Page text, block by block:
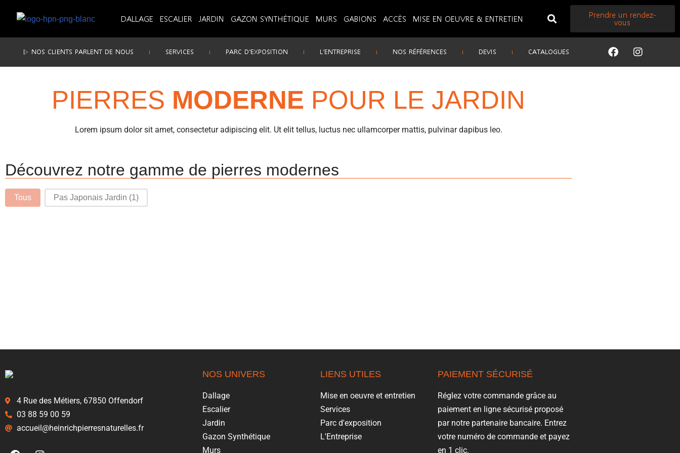
contenu
DALLAGE ESCALIER JARDIN GAZON SYNTHÉTIQUE MURS GABIONS ACCÈS MISE EN OEUVRE & ENTRETIEN Prendre un rendez-
vous
▷ NOS CLIENTS PARLENT DE NOUS SERVICES PARC D’EXPOSITION L’ENTREPRISE NOS RÉFÉRENCES DEVIS CATALOGUES
PIERRES MODERNE POUR LE JARDIN
Lorem ipsum dolor sit amet, consectetur adipiscing elit. Ut elit tellus, luctus nec ullamcorper mattis, pulvinar dapibus leo.
Découvrez notre gamme de pierres modernes
Type Jardin-2
Tous Pas Japonais Jardin (1)
4 Rue des Métiers, 67850 Offendorf
03 88 59 00 59
accueil@heinrichpierresnaturelles.fr
NOS UNIVERS
Dallage
Escalier
Jardin
Gazon Synthétique
Murs
LIENS UTILES
Mise en oeuvre et entretien
Services
Parc d'exposition
L'Entreprise
PAIEMENT SÉCURISÉ
Réglez votre commande grâce au
paiement en ligne sécurisé proposé
par notre partenaire bancaire. Entrez
votre numéro de commande et payez
en 1 clic.